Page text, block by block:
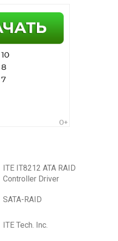
ITE IT8212 ATA RAID
Controller Driver
SATA-RAID
ITE Tech. Inc.